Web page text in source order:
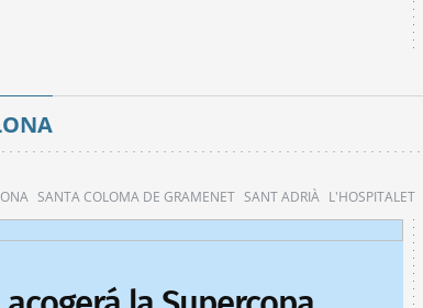
SANTA COLOMA DE GRAMENET SANT ADRIÀ L'HOSPITALET